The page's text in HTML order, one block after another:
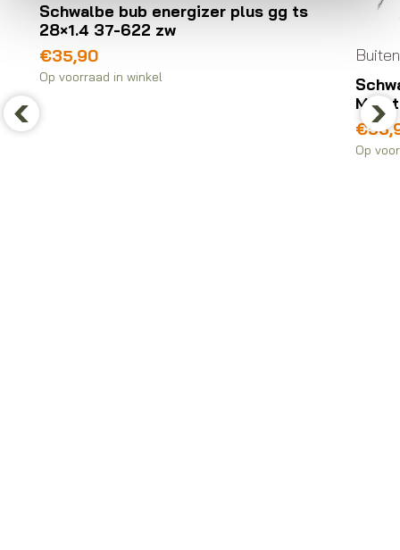
Schwalbe bub energizer plus gg ts
28×1.4 37-622 zw
€35,90
Op voorraad in winkel
€
Op